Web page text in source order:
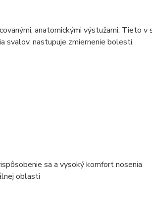
anatomickými výstužami. Tieto v
svalov, nastupuje zmiernenie bolesti.
sa a vysoký komfort nosenia
oblasti